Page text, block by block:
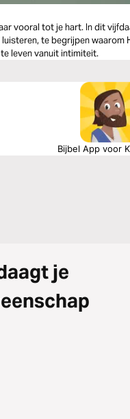
vooral tot je hart. In dit
te begrijpen waarom
leven vanuit intimiteit.
Bijbel App voor
je